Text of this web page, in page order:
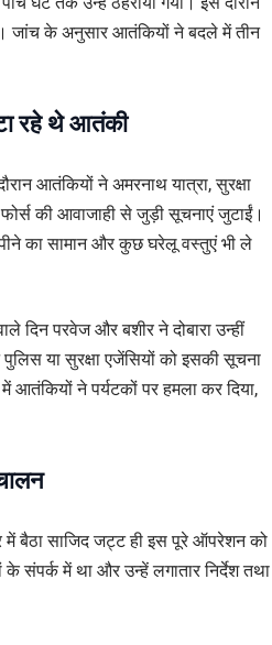
जांच के अनुसार आतंकियों ने बदले में तीन
रहे थे आतंकी
आतंकियों ने अमरनाथ यात्रा, सुरक्षा
की आवाजाही से जुड़ी सूचनाएं जुटाईं।
का सामान और कुछ घरेलू वस्तुएं भी ले
दिन परवेज और बशीर ने दोबारा उन्हीं
या सुरक्षा एजेंसियों को इसकी सूचना
आतंकियों ने पर्यटकों पर हमला कर दिया,
में बैठा साजिद जट्ट ही इस पूरे ऑपरेशन को
संपर्क में था और उन्हें लगातार निर्देश तथा